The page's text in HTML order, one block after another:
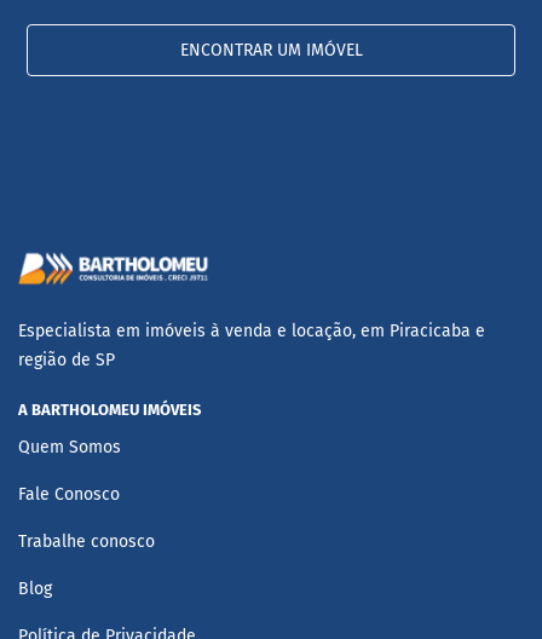
ENCONTRAR UM IMÓVEL
Especialista em imóveis à venda e locação, em Piracicaba e
região de SP
A BARTHOLOMEU IMÓVEIS
Quem Somos
Fale Conosco
Trabalhe conosco
Blog